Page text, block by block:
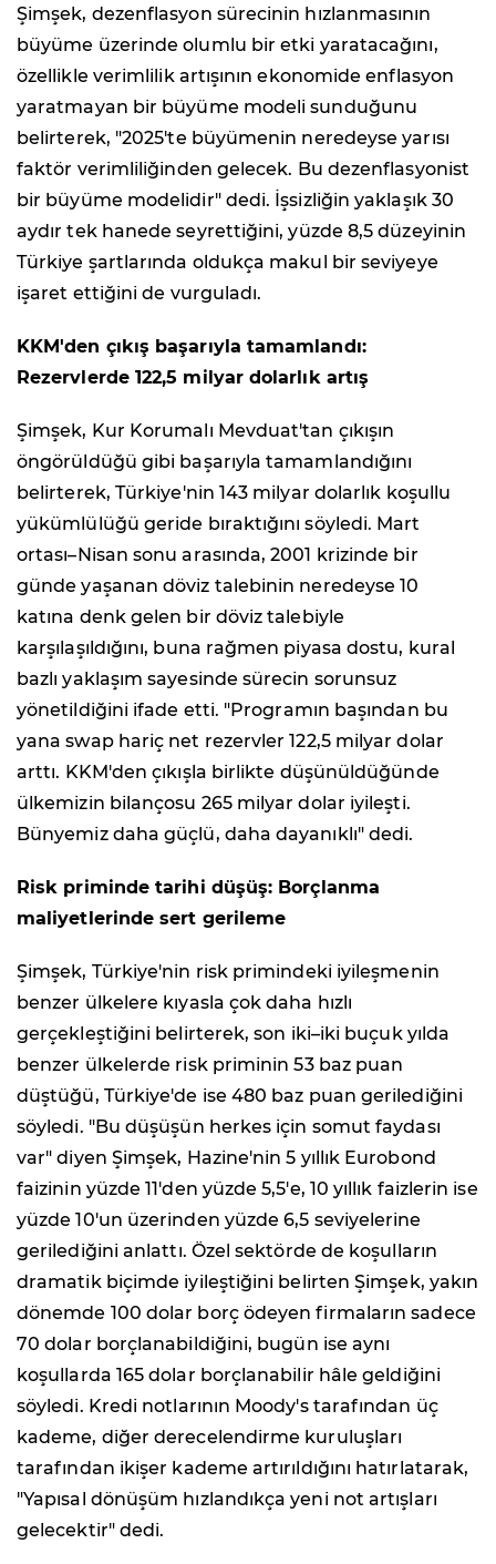
Şimşek, dezenflasyon sürecinin hızlanmasının
büyüme üzerinde olumlu bir etki yaratacağını,
özellikle verimlilik artışının ekonomide enflasyon
yaratmayan bir büyüme modeli sunduğunu
belirterek, "2025'te büyümenin neredeyse yarısı
faktör verimliliğinden gelecek. Bu dezenflasyonist
bir büyüme modelidir" dedi. İşsizliğin yaklaşık 30
aydır tek hanede seyrettiğini, yüzde 8,5 düzeyinin
Türkiye şartlarında oldukça makul bir seviyeye
işaret ettiğini de vurguladı.
KKM'den çıkış başarıyla tamamlandı:
Rezervlerde 122,5 milyar dolarlık artış
Şimşek, Kur Korumalı Mevduat'tan çıkışın
öngörüldüğü gibi başarıyla tamamlandığını
belirterek, Türkiye'nin 143 milyar dolarlık koşullu
yükümlülüğü geride bıraktığını söyledi. Mart
ortası–Nisan sonu arasında, 2001 krizinde bir
günde yaşanan döviz talebinin neredeyse 10
katına denk gelen bir döviz talebiyle
karşılaşıldığını, buna rağmen piyasa dostu, kural
bazlı yaklaşım sayesinde sürecin sorunsuz
yönetildiğini ifade etti. "Programın başından bu
yana swap hariç net rezervler 122,5 milyar dolar
arttı. KKM'den çıkışla birlikte düşünüldüğünde
ülkemizin bilançosu 265 milyar dolar iyileşti.
Bünyemiz daha güçlü, daha dayanıklı" dedi.
Risk priminde tarihi düşüş: Borçlanma
maliyetlerinde sert gerileme
Şimşek, Türkiye'nin risk primindeki iyileşmenin
benzer ülkelere kıyasla çok daha hızlı
gerçekleştiğini belirterek, son iki–iki buçuk yılda
benzer ülkelerde risk priminin 53 baz puan
düştüğü, Türkiye'de ise 480 baz puan gerilediğini
söyledi. "Bu düşüşün herkes için somut faydası
var" diyen Şimşek, Hazine'nin 5 yıllık Eurobond
faizinin yüzde 11'den yüzde 5,5'e, 10 yıllık faizlerin ise
yüzde 10'un üzerinden yüzde 6,5 seviyelerine
gerilediğini anlattı. Özel sektörde de koşulların
dramatik biçimde iyileştiğini belirten Şimşek, yakın
dönemde 100 dolar borç ödeyen firmaların sadece
70 dolar borçlanabildiğini, bugün ise aynı
koşullarda 165 dolar borçlanabilir hâle geldiğini
söyledi. Kredi notlarının Moody's tarafından üç
kademe, diğer derecelendirme kuruluşları
tarafından ikişer kademe artırıldığını hatırlatarak,
"Yapısal dönüşüm hızlandıkça yeni not artışları
gelecektir" dedi.